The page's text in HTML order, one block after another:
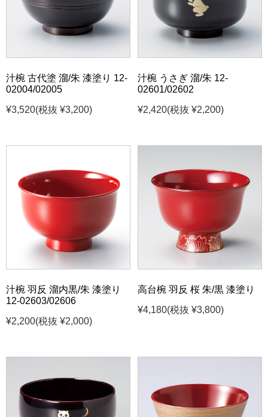
汁椀 古代塗 溜/朱 漆塗り 12-
02004/02005
¥3,520(税抜 ¥3,200)
汁椀 うさぎ 溜/朱 12-
02601/02602
¥2,420(税抜 ¥2,200)
汁椀 羽反 溜内黒/朱 漆塗り
12-02603/02606
¥2,200(税抜 ¥2,000)
高台椀 羽反 桜 朱/黒 漆塗り
¥4,180(税抜 ¥3,800)